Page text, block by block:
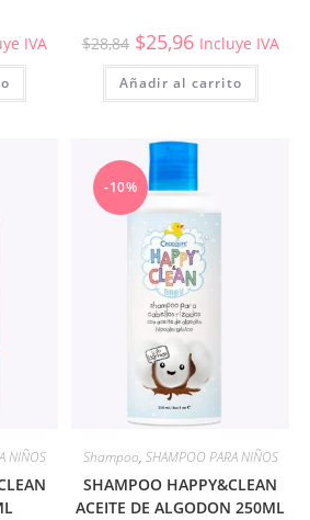
IVA $28,84 $25,96 Incluye IVA
Añadir al carrito
NIÑOS
-10%
Shampoo, SHAMPOO PARA NIÑOS
SHAMPOO HAPPY&CLEAN
ACEITE DE ALGODON 250ML